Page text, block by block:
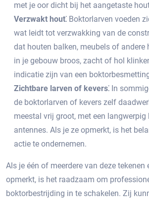
met je oor dicht bij het aangetaste
Verzwakt hout⁚ Boktorlarven voeden
wat leidt tot verzwakking van de
dat houten balken, meubels of andere
in je gebouw broos, zacht of hol
indicatie zijn van een
Zichtbare larven of kevers⁚ In
de boktorlarven of kevers zelf
meestal vrij groot, met een
antennes.​ Als je ze opmerkt, is het
actie te ondernemen.​
Als je één of meerdere van deze tekenen
opmerkt, is het raadzaam om
boktorbestrijding in te schakelen.​ Zij